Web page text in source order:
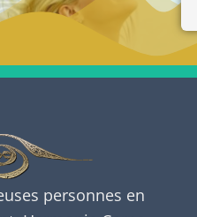
personnes en